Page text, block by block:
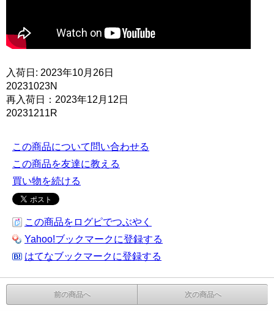
入荷日: 2023年10月26日
20231023N
再入荷日：2023年12月12日
20231211R
この商品について問い合わせる
この商品を友達に教える
買い物を続ける
この商品をログピでつぶやく
Yahoo!ブックマークに登録する
はてなブックマークに登録する
前の商品へ 次の商品へ